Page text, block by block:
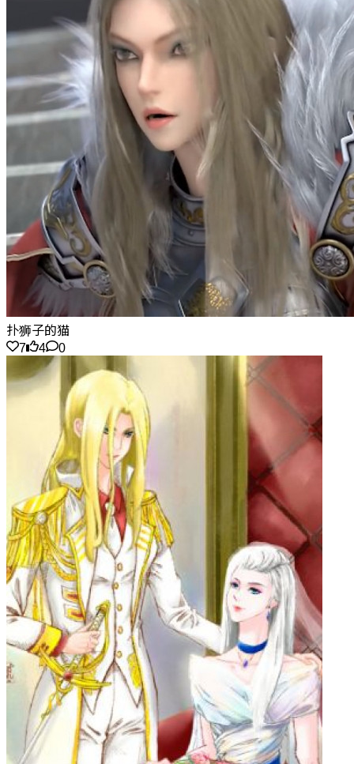
扑狮子的猫
7
4 0